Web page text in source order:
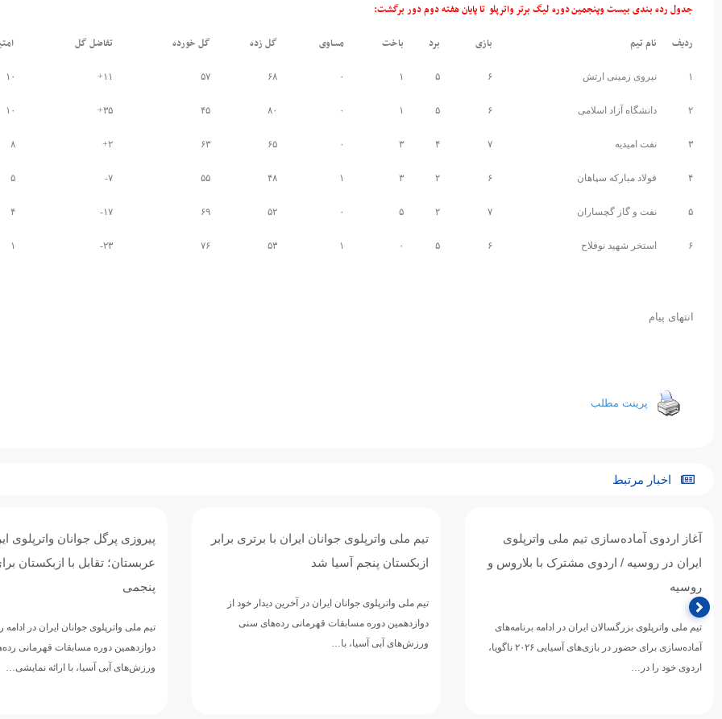
جدول رده بندی بیست وپنجمین دوره لیگ برتر واترپلو تا پایان هفته دوم دور برگشت:
ردیف نام تیم بازی برد باخت مساوی گل زده گل خورده تفاضل گل
۱ نیروی زمینی ارتش ۶ ۵ ۱ ۰ ۶۸ ۵۷ ۱۱+ ۱۰
۲ دانشگاه آزاد اسلامی ۶ ۵ ۱ ۰ ۸۰ ۴۵ ۳۵+ ۱۰
۳ نفت امیدیه ۷ ۴ ۳ ۰ ۶۵ ۶۳ ۲+ ۸
۴ فولاد مبارکه سپاهان ۶ ۲ ۳ ۱ ۴۸ ۵۵ ۷- ۵
۵ نفت و گاز گچساران ۷ ۲ ۵ ۰ ۵۲ ۶۹ ۱۷- ۴
۶ استخر شهید نوفلاح ۶ ۵ ۰ ۱ ۵۳ ۷۶ ۲۳- ۱
انتهای پیام
پرینت مطلب
اخبار مرتبط
آغاز اردوی آماده‌سازی تیم ملی واترپلوی
ایران در روسیه / اردوی مشترک با بلاروس و
روسیه
تیم ملی واترپلوی بزرگسالان ایران در ادامه برنامه‌های
آماده‌سازی برای حضور در بازی‌های آسیایی ۲۰۲۶ ناگویا،
اردوی خود را در…
تیم ملی واترپلوی جوانان ایران با برتری برابر
ازبکستان پنجم آسیا شد
تیم ملی واترپلوی جوانان ایران در آخرین دیدار خود از
دوازدهمین دوره مسابقات قهرمانی رده‌های سنی
ورزش‌های آبی آسیا، با…
پیروزی پرگل جوانان واترپلوی
عربستان؛ تقابل با ازبکستان
پنجمی
تیم ملی واترپلوی جوانان ایران در
دوازدهمین دوره مسابقات قهرمانی
ورزش‌های آبی آسیا، با ارائه نمایشی…